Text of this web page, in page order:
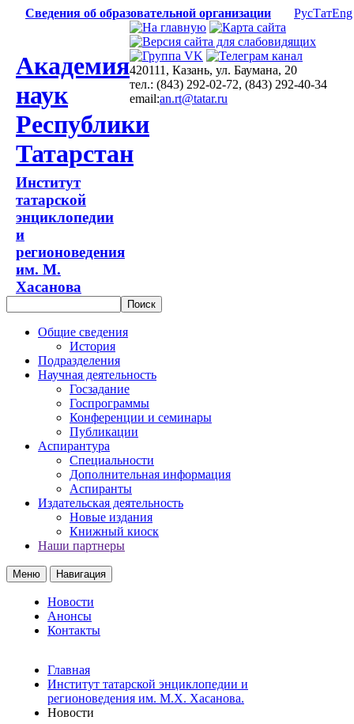
Сведения об образовательной организации РусТатEng
Академия
наук
Республики
Татарстан
Институт
татарской
энциклопедии
и
регионоведения
им. М.
Хасанова
420111, Казань, ул. Баумана, 20
тел.: (843) 292-02-72, (843) 292-40-34
email:an.rt@tatar.ru
Общие сведения
История
Подразделения
Научная деятельность
Госзадание
Госпрограммы
Конференции и семинары
Публикации
Аспирантура
Специальности
Дополнительная информация
Аспиранты
Издательская деятельность
Новые издания
Книжный киоск
Наши партнеры
Меню Навигация
Новости
Анонсы
Контакты
Главная
Институт татарской энциклопедии и
регионоведения им. М.Х. Хасанова.
Новости